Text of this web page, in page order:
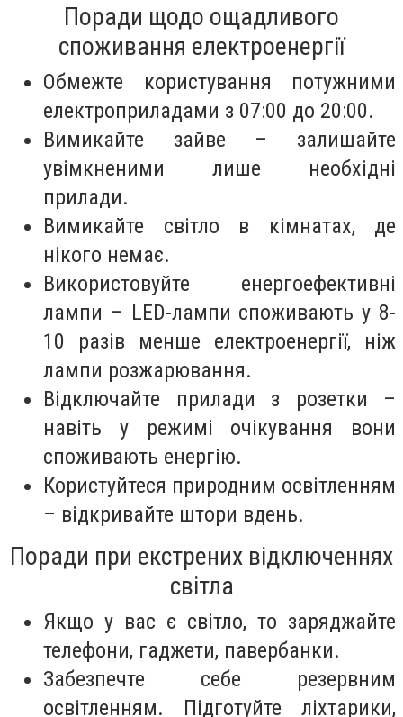
Поради щодо ощадливого
споживання електроенергії
Обмежте користування потужними
електроприладами з 07:00 до 20:00.
Вимикайте зайве – залишайте
увімкненими лише необхідні
прилади.
Вимикайте світло в кімнатах, де
нікого немає.
Використовуйте енергоефективні
лампи – LED-лампи споживають у 8-
10 разів менше електроенергії, ніж
лампи розжарювання.
Відключайте прилади з розетки –
навіть у режимі очікування вони
споживають енергію.
Користуйтеся природним освітленням
– відкривайте штори вдень.
Поради при екстрених відключеннях
світла
Якщо у вас є світло, то заряджайте
телефони, гаджети, павербанки.
Забезпечте себе резервним
освітленням. Підготуйте ліхтарики,